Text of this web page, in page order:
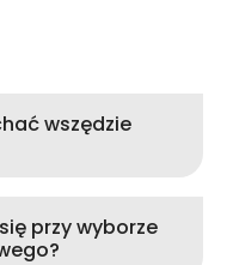
wszędzie
przy wyborze